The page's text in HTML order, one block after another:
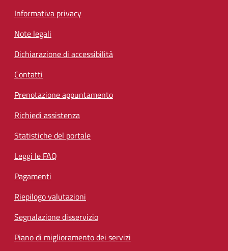
Informativa privacy
Note legali
Dichiarazione di accessibilità
Contatti
Prenotazione appuntamento
Richiedi assistenza
Statistiche del portale
Leggi le FAQ
Pagamenti
Riepilogo valutazioni
Segnalazione disservizio
Piano di miglioramento dei servizi